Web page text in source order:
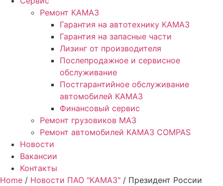
Ремонт КАМАЗ
Гарантия на автотехнику КАМАЗ
Гарантия на запасные части
Лизинг от производителя
Послепродажное и сервисное
обслуживание
Постгарантийное обслуживание
автомобилей КАМАЗ
Финансовый сервис
Ремонт грузовиков МАЗ
Ремонт автомобилей КАМАЗ COMPAS
Новости
Вакансии
Контакты
Home / Новости ПАО "КАМАЗ" / Президент России